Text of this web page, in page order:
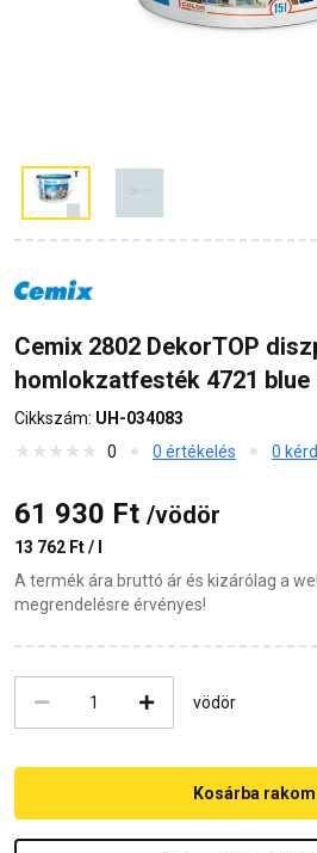
Cemix 2802 DekorTOP
homlokzatfesték 4721 blue
Cikkszám: UH-034083
0
0 értékelés 0
61 930 Ft /vödör
13 762 Ft / l
A termék ára bruttó ár és kizárólag a
megrendelésre érvényes!
vödör
Kosárba rakom